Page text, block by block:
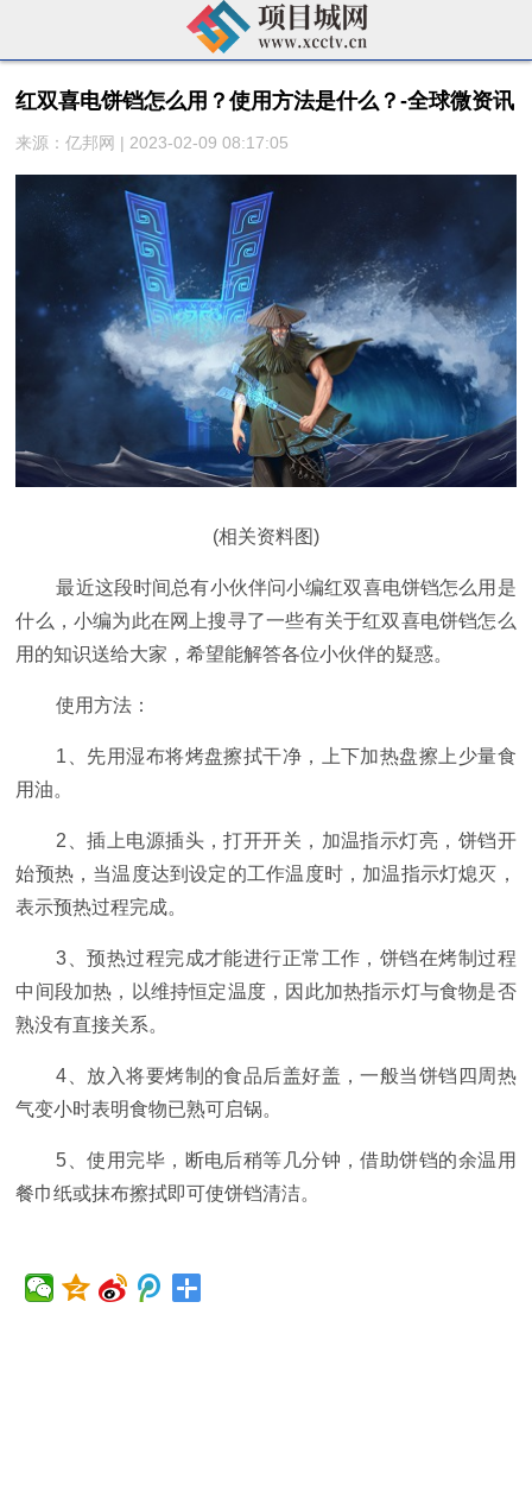
红双喜电饼铛怎么用？使用方法是什么？-全球微资讯
来源：亿邦网 | 2023-02-09 08:17:05
(相关资料图)
最近这段时间总有小伙伴问小编红双喜电饼铛怎么用是
什么，小编为此在网上搜寻了一些有关于红双喜电饼铛怎么
用的知识送给大家，希望能解答各位小伙伴的疑惑。
使用方法：
1、先用湿布将烤盘擦拭干净，上下加热盘擦上少量食
用油。
2、插上电源插头，打开开关，加温指示灯亮，饼铛开
始预热，当温度达到设定的工作温度时，加温指示灯熄灭，
表示预热过程完成。
3、预热过程完成才能进行正常工作，饼铛在烤制过程
中间段加热，以维持恒定温度，因此加热指示灯与食物是否
熟没有直接关系。
4、放入将要烤制的食品后盖好盖，一般当饼铛四周热
气变小时表明食物已熟可启锅。
5、使用完毕，断电后稍等几分钟，借助饼铛的余温用
餐巾纸或抹布擦拭即可使饼铛清洁。